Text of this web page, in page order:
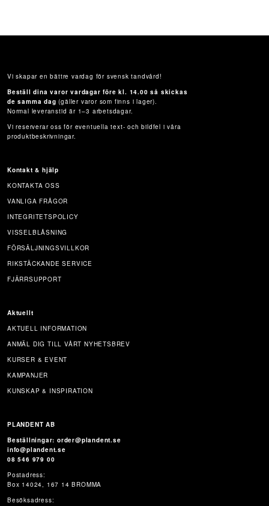
Vi skapar en bättre vardag för svensk tandvård!
Beställ dina varor vardagar före kl. 14.00 så skickas
de samma dag(gäller varor som finns i lager).
Normal leveranstid är 1–3 arbetsdagar.
Vi reserverar oss för eventuella text- och bildfel i våra
produktbeskrivningar.
Kontakt & hjälp
KONTAKTA OSS
VANLIGA FRÅGOR
INTEGRITETSPOLICY
VISSELBLÅSNING
FÖRSÄLJNINGSVILLKOR
RIKSTÄCKANDE SERVICE
FJÄRRSUPPORT
Aktuellt
AKTUELL INFORMATION
ANMÄL DIG TILL VÅRT NYHETSBREV
KURSER & EVENT
KAMPANJER
KUNSKAP & INSPIRATION
PLANDENT AB
Beställningar: order@plandent.se
info@plandent.se
08 546 979 00
Postadress:
Box 14024, 167 14 BROMMA
Besöksadress: